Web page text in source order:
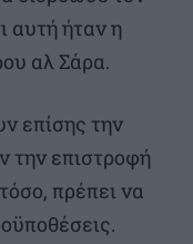
αυτή ήταν η
αλ Σάρα.
επίσης την
την επιστροφή
πρέπει να